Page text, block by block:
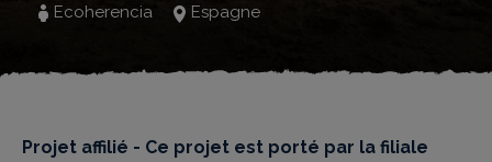
Ecoherencia Espagne
Projet affilié - Ce projet est porté par la filiale